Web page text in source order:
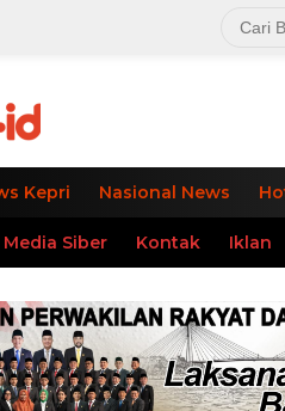
Kepri Nasional News
Siber Kontak Iklan